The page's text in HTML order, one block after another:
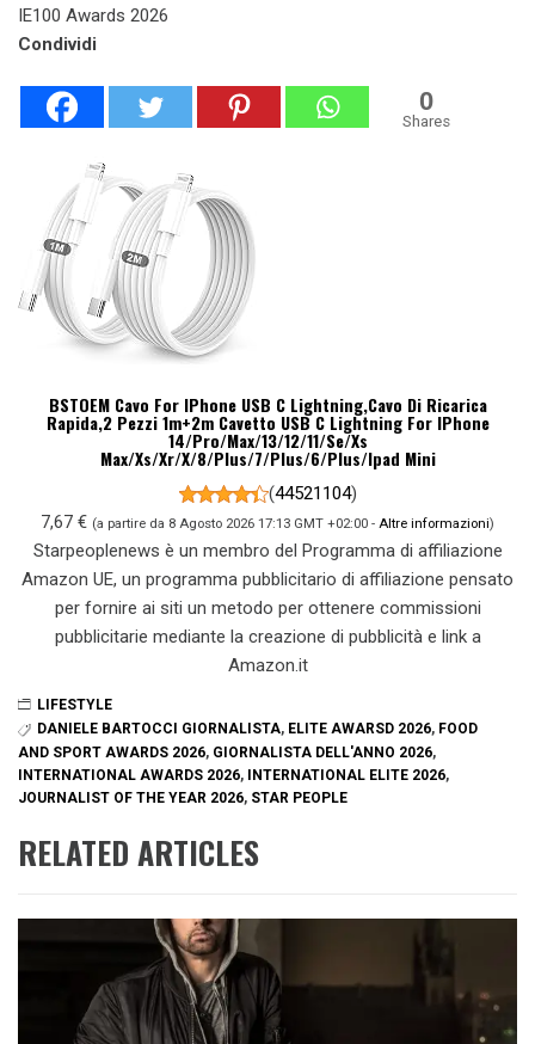
IE100 Awards 2026
Condividi
0
Shares
BSTOEM Cavo For IPhone USB C Lightning,Cavo Di Ricarica
Rapida,2 Pezzi 1m+2m Cavetto USB C Lightning For IPhone
14/Pro/Max/13/12/11/Se/Xs
Max/Xs/Xr/X/8/Plus/7/Plus/6/Plus/Ipad Mini
(44521104)
7,67 € (a partire da 8 Agosto 2026 17:13 GMT +02:00 - Altre informazioni)
Starpeoplenews è un membro del Programma di affiliazione
Amazon UE, un programma pubblicitario di affiliazione pensato
per fornire ai siti un metodo per ottenere commissioni
pubblicitarie mediante la creazione di pubblicità e link a
Amazon.it
LIFESTYLE
DANIELE BARTOCCI GIORNALISTA, ELITE AWARSD 2026, FOOD
AND SPORT AWARDS 2026, GIORNALISTA DELL'ANNO 2026,
INTERNATIONAL AWARDS 2026, INTERNATIONAL ELITE 2026,
JOURNALIST OF THE YEAR 2026, STAR PEOPLE
RELATED ARTICLES